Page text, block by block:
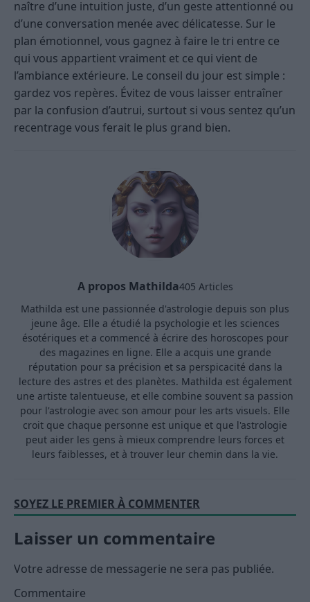
naître d’une intuition juste, d’un geste attentionné ou
d’une conversation menée avec délicatesse. Sur le
plan émotionnel, vous gagnez à faire le tri entre ce
qui vous appartient vraiment et ce qui vient de
l’ambiance extérieure. Le conseil du jour est simple :
gardez vos repères. Évitez de vous laisser entraîner
par la confusion d’autrui, surtout si vous sentez qu’un
recentrage vous ferait le plus grand bien.
A propos Mathilda405 Articles
Mathilda est une passionnée d'astrologie depuis son plus
jeune âge. Elle a étudié la psychologie et les sciences
ésotériques et a commencé à écrire des horoscopes pour
des magazines en ligne. Elle a acquis une grande
réputation pour sa précision et sa perspicacité dans la
lecture des astres et des planètes. Mathilda est également
une artiste talentueuse, et elle combine souvent sa passion
pour l'astrologie avec son amour pour les arts visuels. Elle
croit que chaque personne est unique et que l'astrologie
peut aider les gens à mieux comprendre leurs forces et
leurs faiblesses, et à trouver leur chemin dans la vie.
SOYEZ LE PREMIER À COMMENTER
Laisser un commentaire
Votre adresse de messagerie ne sera pas publiée.
Commentaire